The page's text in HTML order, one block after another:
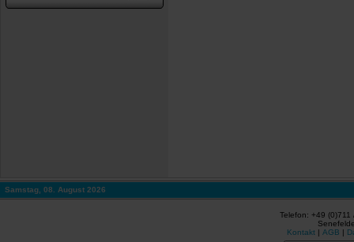
Samstag, 08. August 2026
Telefon: +49
Kontakt | AGB |